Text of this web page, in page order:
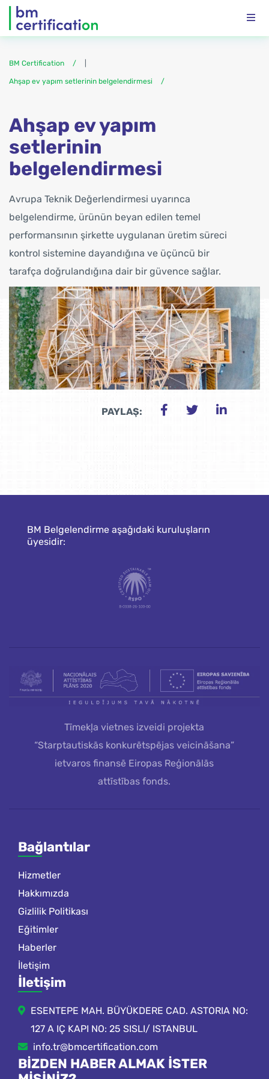
BM Certification
Ahşap ev yapım setlerinin belgelendirmesi
Ahşap ev yapım
setlerinin
belgelendirmesi
Avrupa Teknik Değerlendirmesi uyarınca
belgelendirme, ürünün beyan edilen temel
performansının şirkette uygulanan üretim süreci
kontrol sistemine dayandığına ve üçüncü bir
tarafça doğrulandığına dair bir güvence sağlar.
PAYLAŞ:
BM Belgelendirme aşağıdaki kuruluşların
üyesidir:
Tīmekļa vietnes izveidi projekta
“Starptautiskās konkurētspējas veicināšana”
ietvaros finansē Eiropas Reģionālās
attīstības fonds.
Bağlantılar
Hizmetler
Hakkımızda
Gizlilik Politikası
Eğitimler
Haberler
İletişim
İletişim
ESENTEPE MAH. BÜYÜKDERE CAD. ASTORIA NO:
127 A IÇ KAPI NO: 25 SISLI/ ISTANBUL
info.tr@bmcertification.com
BIZDEN HABER ALMAK ISTER